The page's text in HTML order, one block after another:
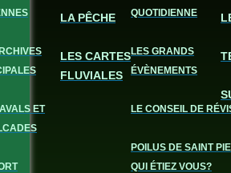
ET
QUOTIDIENNE
LES GRANDS
ÉVÈNEMENTS
LE CONSEIL DE
POILUS DE SAINT
QUI ÉTIEZ VOUS?
LA PÊCHE
LES CARTES
FLUVIALES